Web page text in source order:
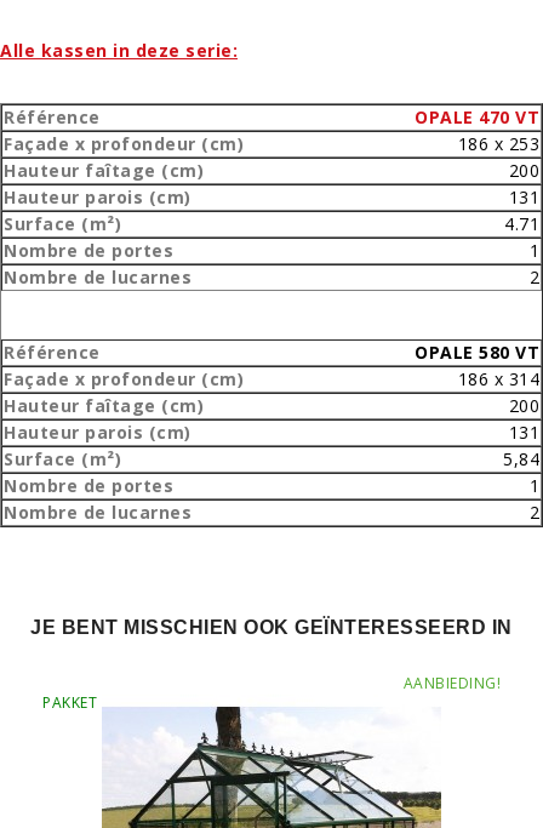
Alle kassen in deze serie:
OPALE 470 VT
186 x 253
200
131
4.71
1
2
OPALE 580 VT
186 x 314
200
131
5,84
1
2
JE BENT MISSCHIEN OOK GEÏNTERESSEERD IN
AANBIEDING!
PAKKET